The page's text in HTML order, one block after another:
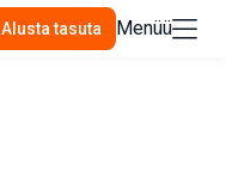
Alusta tasuta Menüü